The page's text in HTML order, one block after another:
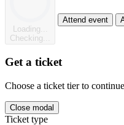
Loading...
Checking...
Attend event
Get a ticket
Choose a ticket tier to
Close modal
Ticket type